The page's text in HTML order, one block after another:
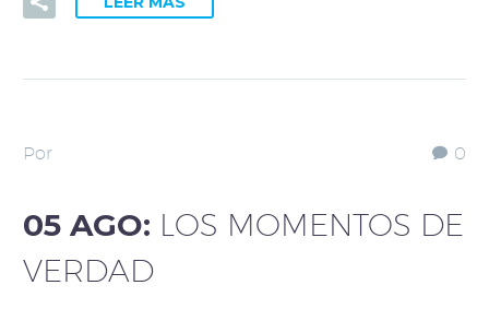
0
Por
05 AGO: LOS MOMENTOS DE
VERDAD